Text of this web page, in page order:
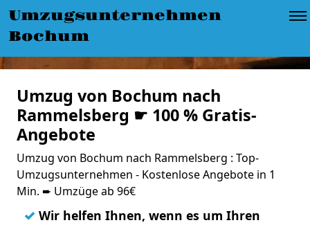
Umzugsunternehmen
Bochum
Umzug von Bochum nach
Rammelsberg ☛ 100 % Gratis-
Angebote
Umzug von Bochum nach Rammelsberg : Top-
Umzugsunternehmen - Kostenlose Angebote in 1
Min. ➨ Umzüge ab 96€
✓ Wir helfen Ihnen, wenn es um Ihren